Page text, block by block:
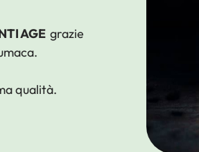
AGE grazie
qualità.